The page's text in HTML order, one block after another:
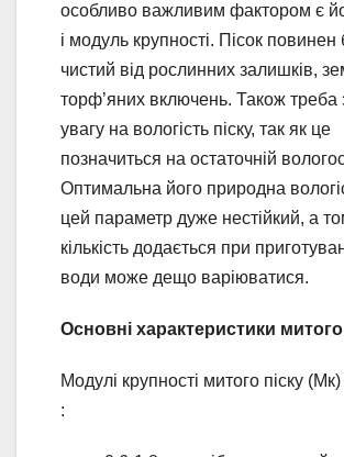
особливо важливим фактором є
і модуль крупності. Пісок повинен
чистий від рослинних залишків,
торф’яних включень. Також треба
увагу на вологість піску, так як це
позначиться на остаточній
Оптимальна його природна
цей параметр дуже нестійкий, а
кількість додається при
води може дещо варіюватися.
Основні характеристики митого
Модулі крупності митого піску
: